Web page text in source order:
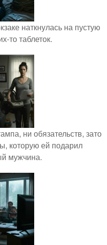
наткнулась на пустую
то таблеток.
ни обязательств, зато
которую ей подарил
мужчина.